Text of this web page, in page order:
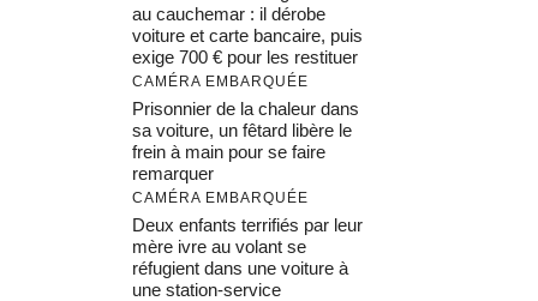
au cauchemar : il dérobe
voiture et carte bancaire, puis
exige 700 € pour les restituer
CAMÉRA EMBARQUÉE
Prisonnier de la chaleur dans
sa voiture, un fêtard libère le
frein à main pour se faire
remarquer
CAMÉRA EMBARQUÉE
Deux enfants terrifiés par leur
mère ivre au volant se
réfugient dans une voiture à
une station-service